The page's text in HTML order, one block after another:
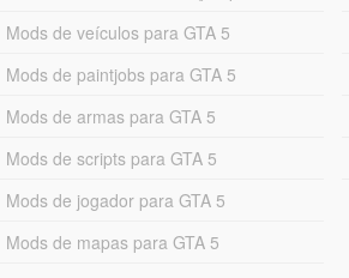
Mods de veículos para GTA 5
Mods de paintjobs para GTA 5
Mods de armas para GTA 5
Mods de scripts para GTA 5
Mods de jogador para GTA 5
Mods de mapas para GTA 5